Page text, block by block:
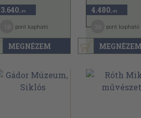
MEGNÉZEM
3.640 ,-Ft
pont kapható
MEGNÉZEM
4.480 ,-Ft
pont kapható